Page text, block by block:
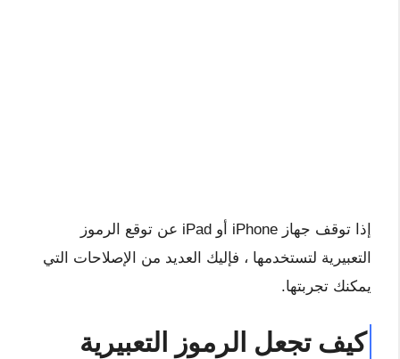
إذا توقف جهاز iPhone أو iPad عن توقع الرموز
التعبيرية لتستخدمها ، فإليك العديد من الإصلاحات التي
يمكنك تجربتها.
كيف تجعل الرموز التعبيرية